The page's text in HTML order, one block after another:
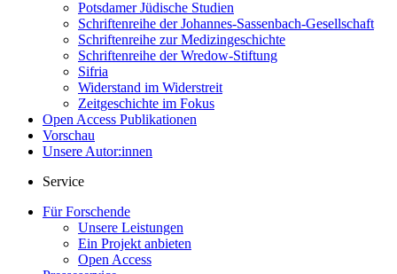
Potsdamer Jüdische Studien
Schriftenreihe der Johannes-Sassenbach-Gesellschaft
Schriftenreihe zur Medizingeschichte
Schriftenreihe der Wredow-Stiftung
Sifria
Widerstand im Widerstreit
Zeitgeschichte im Fokus
Open Access Publikationen
Vorschau
Unsere Autor:innen
Service
Für Forschende
Unsere Leistungen
Ein Projekt anbieten
Open Access